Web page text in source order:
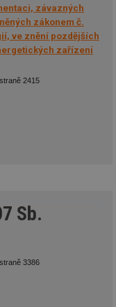
závazných
zákonem č.
ve znění pozdějších
zařízení
2415
Sb.
3386